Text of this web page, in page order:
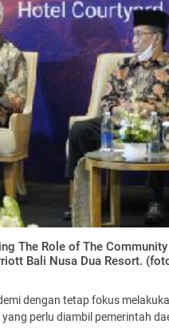
The Role of The
Bali Nusa Dua Resort.
dengan tetap fokus
perlu diambil pemerintah